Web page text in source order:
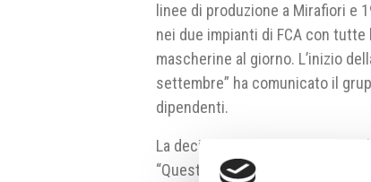
linee di produzione a Mirafiori e
nei due impianti di FCA con
mascherine al giorno. L’inizio
settembre” ha comunicato il
dipendenti.
La decisione di produrre le
“Questa iniziativa – specifica